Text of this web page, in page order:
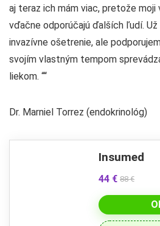
aj teraz ich mám viac, pretože
vďačne odporúčajú ďalších ľudí. Už
invazívne ošetrenie, ale
svojím vlastným tempom
liekom. ““
Dr. Marniel Torrez (endokrinológ)
Insumed
44 € 88 €